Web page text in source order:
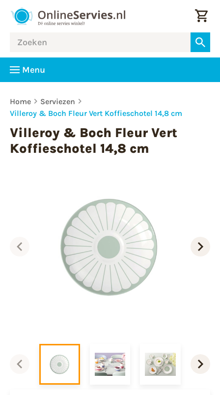
Menu
Home
Serviezen
Villeroy & Boch Fleur Vert Koffieschotel 14,8 cm
Villeroy & Boch Fleur Vert
Koffieschotel 14,8 cm